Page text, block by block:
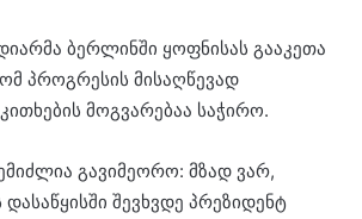
ბერლინში ყოფნისას გააკეთა
პროგრესის მისაღწევად
მოგვარებაა საჭირო.
გავიმეორო: მზად ვარ,
შევხვდე პრეზიდენტ